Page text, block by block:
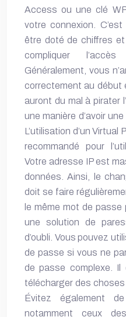
Access ou une clé
votre connexion.
être doté de chiffres
compliquer
Généralement, vous
correctement au début
auront du mal à pirater
une manière d’avoir une
L’utilisation d’un
recommandé pour
Votre adresse IP est
données. Ainsi, le
doit se faire
le même mot de
une solution de
d’oubli. Vous pouvez
de passe si vous ne
de passe complexe.
télécharger des
Évitez également
notamment ceux